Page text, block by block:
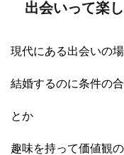
出会いって楽
現代にある出会いの場
結婚するのに条件の
とか
趣味を持って価値観